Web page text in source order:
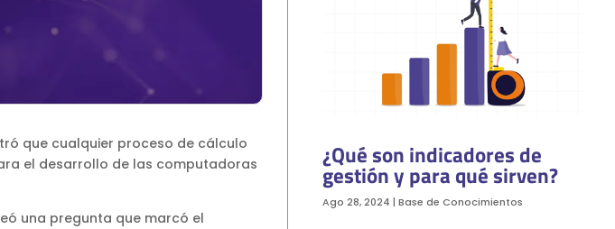
que cualquier proceso de cálculo
el desarrollo de las computadoras
una pregunta que marcó el
¿Qué son indicadores de
gestión y para qué sirven?
Ago 28, 2024 | Base de Conocimientos